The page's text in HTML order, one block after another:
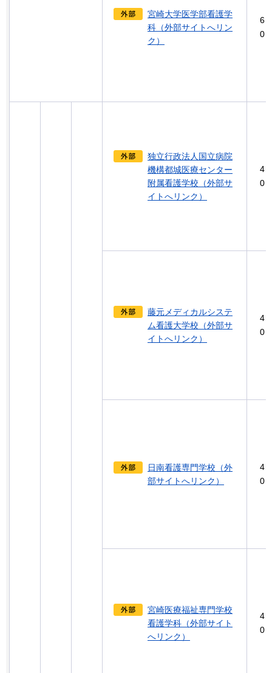
宮崎大学医学部看護学
科（外部サイトへリン
ク）
6
0
独立行政法人国立病院
機構都城医療センター
附属看護学校（外部サ
イトへリンク）
4
0
藤元メディカルシステ
ム看護大学校（外部サ
イトへリンク）
4
0
日南看護専門学校（外
部サイトへリンク）
4
0
宮崎医療福祉専門学校
看護学科（外部サイト
へリンク）
4
0